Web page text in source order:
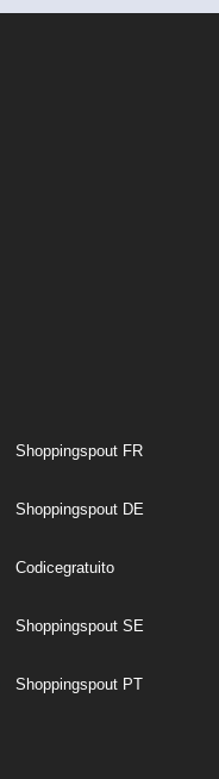
Shoppingspout FR
Shoppingspout DE
Codicegratuito
Shoppingspout SE
Shoppingspout PT